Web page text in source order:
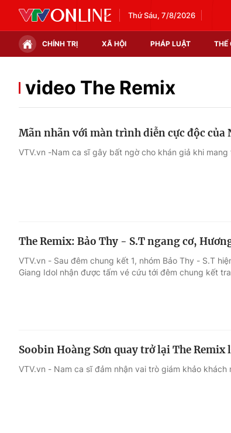
Thứ Sáu, 7/8/2026
CHÍNH TRỊ XÃ HỘI PHÁP LUẬT THẾ
Chính trị Xã hội
Điện ảnh
Âm nhạc
Du lịch
Làm đẹp
video The Remix
Mãn nhãn với màn trình diễn cực độc của
VTV.vn -Nam ca sĩ gây bất ngờ cho khán giả khi
The Remix: Bảo Thy - S.T ngang cơ,
VTV.vn - Sau đêm chung kết 1, nhóm Bảo Thy - S.T
Giang Idol nhận được tấm vé cứu tới đêm chung kết
Soobin Hoàng Sơn quay trở lại The Remix
VTV.vn - Nam ca sĩ đảm nhận vai trò giám khảo